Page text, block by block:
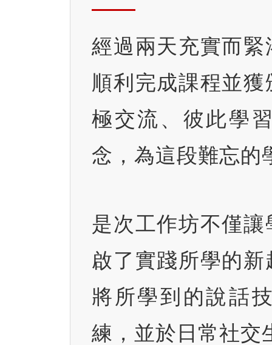
經過兩天充實而
順利完成課程並
極交流、彼此學
念，為這段難忘的
是次工作坊不僅
啟了實踐所學的
將所學到的說話
練，並於日常社交